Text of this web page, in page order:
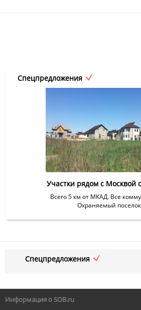
Спецпредложения
Участки рядом с Москвой
Всего 5 км от МКАД. Все
Охраняемый
Спецпредложения
Информация о SOB.ru